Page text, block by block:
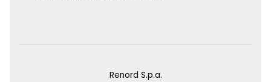
Renord S.p.a.